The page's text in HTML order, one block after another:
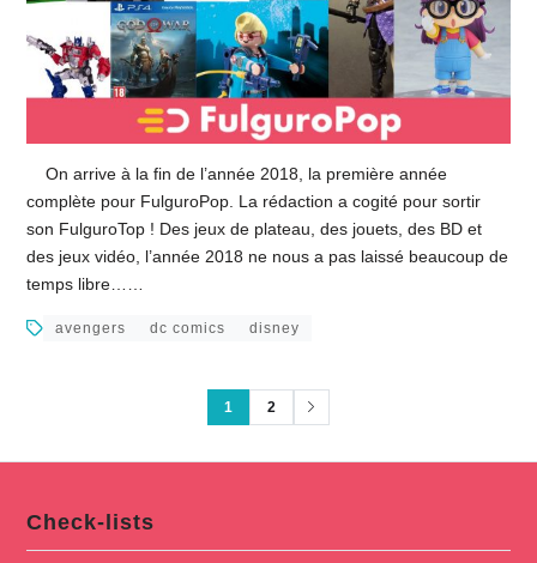
On arrive à la fin de l’année 2018, la première année
complète pour FulguroPop. La rédaction a cogité pour sortir
son FulguroTop ! Des jeux de plateau, des jouets, des BD et
des jeux vidéo, l’année 2018 ne nous a pas laissé beaucoup de
temps libre……
avengers dc comics disney
1 2
Check-lists